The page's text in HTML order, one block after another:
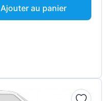
Ajouter au panier